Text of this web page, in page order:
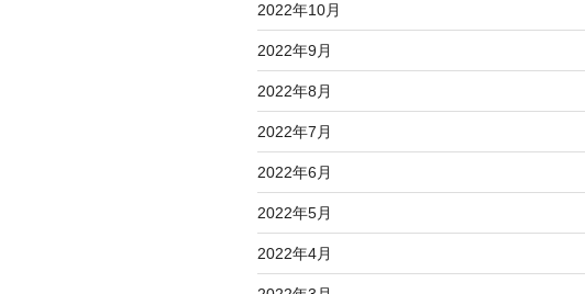
2022年10月
2022年9月
2022年8月
2022年7月
2022年6月
2022年5月
2022年4月